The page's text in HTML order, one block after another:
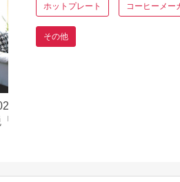
年最新版】ふるさと
食べ物以外」返礼品
ホットプレート コーヒーメー
その他